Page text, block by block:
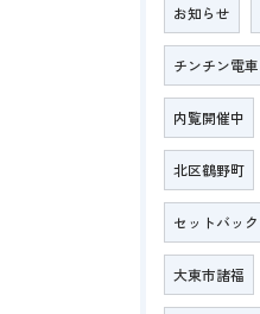
お知らせ
チンチン電車
内覧開催中
北区鶴野町
セットバック
大東市諸福